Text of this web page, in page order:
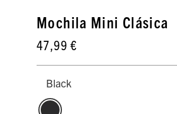
Mochila Mini Clásica
47,99 €
Black